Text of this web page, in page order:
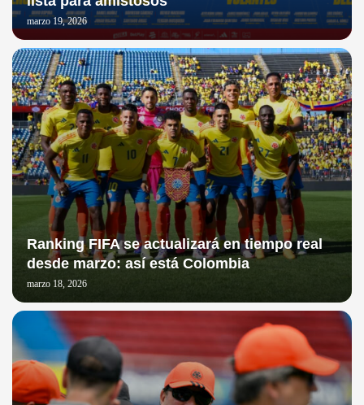
marzo 19, 2026
Ranking FIFA se actualizará en tiempo real
desde marzo: así está Colombia
marzo 18, 2026